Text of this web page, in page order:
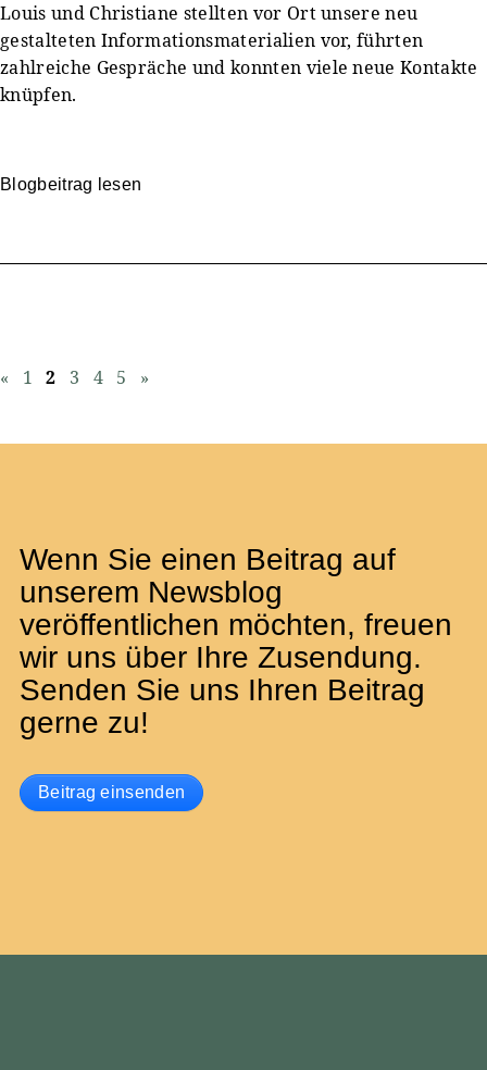
Louis und Christiane stellten vor Ort unsere neu
gestalteten Informationsmaterialien vor, führten
zahlreiche Gespräche und konnten viele neue Kontakte
knüpfen.
Blogbeitrag lesen
« 1 2 3 4 5 »
Wenn Sie einen Beitrag auf
unserem Newsblog
veröffentlichen möchten, freuen
wir uns über Ihre Zusendung.
Senden Sie uns Ihren Beitrag
gerne zu!
Beitrag einsenden